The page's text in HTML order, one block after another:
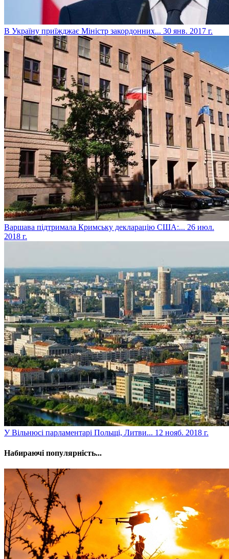
​В Україну приїжджає Міністр закордонних... 30 янв. 2017 г.
​Варшава підтримала Кримську декларацію США:... 26 июл.
2018 г.
​У Вільнюсі парламентарі Польщі, Литви... 12 нояб. 2018 г.
Набираючі популярність...